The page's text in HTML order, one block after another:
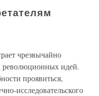
чрезвычайно
революционных идей.
проявиться,
исследовательского